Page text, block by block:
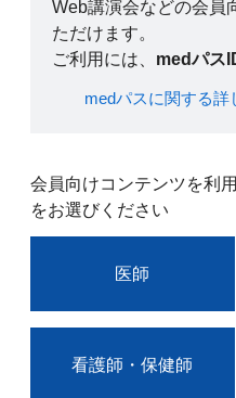
Web講演会などの会員
ただけます。
ご利用には、 medパス
medパスに関する詳
会員向けコンテンツを利
をお選びください
医師
看護師・保健師